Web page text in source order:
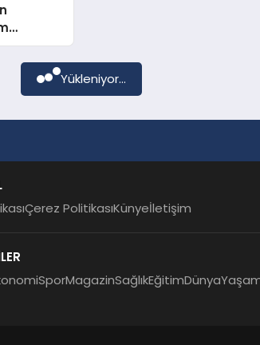
Yükleniyor...
Çerez PolitikasıKünyeİletişim
SporMagazinSağlıkEğitimDünya